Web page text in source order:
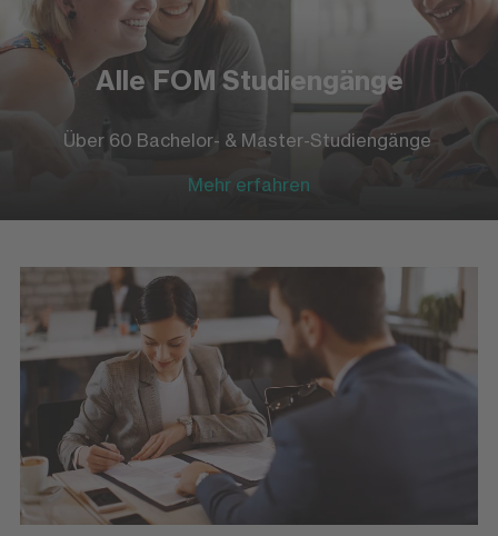
Alle FOM Studiengänge
Über 60 Bachelor- & Master-Studiengänge
Mehr erfahren